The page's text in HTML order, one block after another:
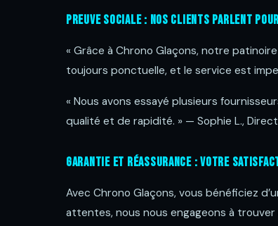
Preuve Sociale : Nos Clients Parlent
« Grâce à Chrono Glaçons, notre
toujours ponctuelle, et le service est
« Nous avons essayé plusieurs
qualité et de rapidité. » — Sophie L.,
Garantie et Réassurance : Votre
Avec Chrono Glaçons, vous bénéficiez
attentes, nous nous engageons à